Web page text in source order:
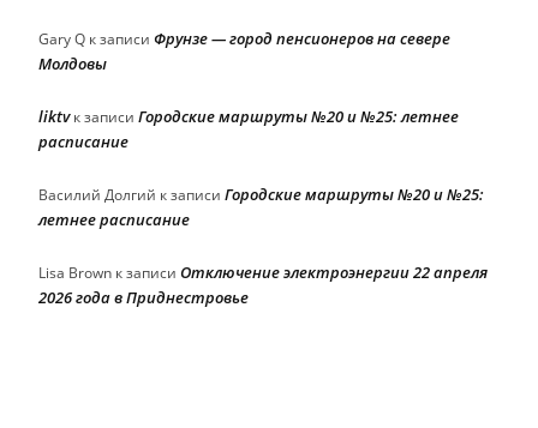
Gary Q к записи Фрунзе — город пенсионеров на севере
Молдовы
liktvк записи Городские маршруты №20 и №25: летнее
расписание
Василий Долгий к записи Городские маршруты №20 и №25:
летнее расписание
Lisa Brown к записи Отключение электроэнергии 22 апреля
2026 года в Приднестровье